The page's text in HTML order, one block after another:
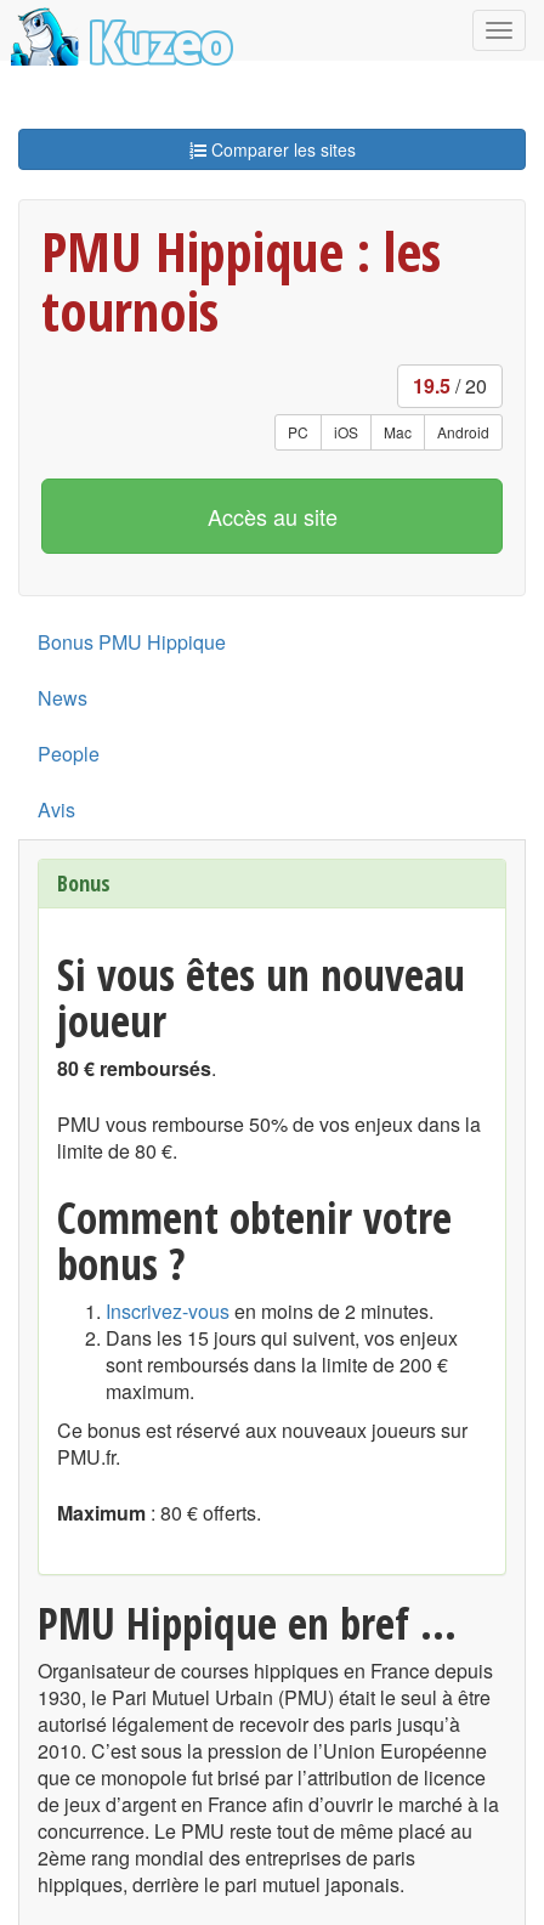
Comparer les sites
PMU Hippique : les
tournois
19.5/ 20
PC iOS Mac Android
Accès au site
Bonus PMU Hippique
News
People
Avis
Bonus
Si vous êtes un nouveau
joueur
80 € remboursés.
PMU vous rembourse 50% de vos enjeux dans la
limite de 80 €.
Comment obtenir votre
bonus ?
Inscrivez-vousen moins de 2 minutes.
Dans les 15 jours qui suivent, vos enjeux
sont remboursés dans la limite de 200 €
maximum.
Ce bonus est réservé aux nouveaux joueurs sur
PMU.fr.
Maximum : 80 € offerts.
PMU Hippique en bref ...
Organisateur de courses hippiques en France depuis
1930, le Pari Mutuel Urbain (PMU) était le seul à être
autorisé légalement de recevoir des paris jusqu’à
2010. C’est sous la pression de l’Union Européenne
que ce monopole fut brisé par l’attribution de licence
de jeux d’argent en France afin d’ouvrir le marché à la
concurrence. Le PMU reste tout de même placé au
2ème rang mondial des entreprises de paris
hippiques, derrière le pari mutuel japonais.